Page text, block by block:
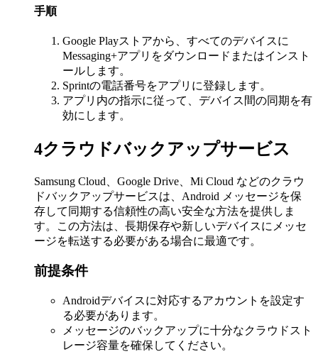
手順
Google Playストアから、すべてのデバイスに
Messaging+アプリをダウンロードまたはインスト
ールします。
Sprintの電話番号をアプリに登録します。
アプリ内の指示に従って、デバイス間の同期を有
効にします。
4クラウドバックアップサービス
Samsung Cloud、Google Drive、Mi Cloud などのクラウ
ドバックアップサービスは、Android メッセージを保
存して同期する信頼性の高い安全な方法を提供しま
す。この方法は、長期保存や新しいデバイスにメッセ
ージを転送する必要がある場合に最適です。
前提条件
Androidデバイスに対応するアカウントを設定す
る必要があります。
メッセージのバックアップに十分なクラウドスト
レージ容量を確保してください。